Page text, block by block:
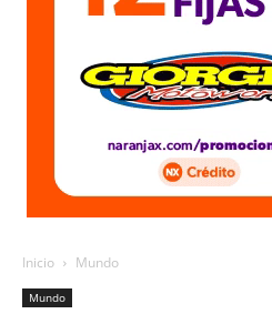
Inicio Mundo
Mundo